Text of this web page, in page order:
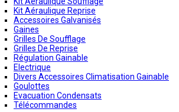
Kit Aéraulique Reprise
Accessoires Galvanisés
Gaines
Grilles De Soufflage
Grilles De Reprise
Régulation Gainable
Electrique
Divers Accessoires Climatisation Gainable
Goulottes
Evacuation Condensats
Télécommandes